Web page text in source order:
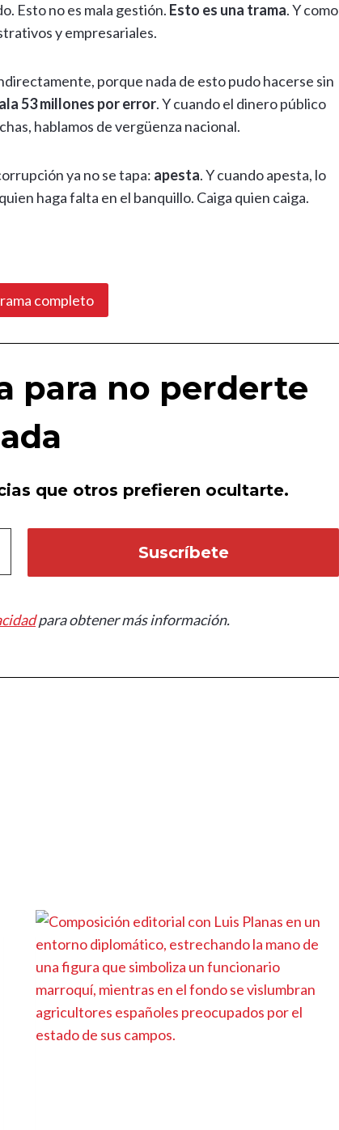
Esto no es mala gestión. Esto es una trama. Y como
y empresariales.
porque nada de esto pudo hacerse sin
53 millones por error. Y cuando el dinero público
hablamos de vergüenza nacional.
ya no se tapa: apesta. Y cuando apesta, lo
haga falta en el banquillo. Caiga quien caiga.
completo
para no perderte
que otros prefieren ocultarte.
para obtener más información.